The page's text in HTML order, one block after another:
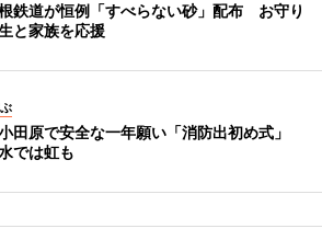
鉄道が恒例「すべらない砂」配布 お守り
と家族を応援
田原で安全な一年願い「消防出初め式」
では虹も